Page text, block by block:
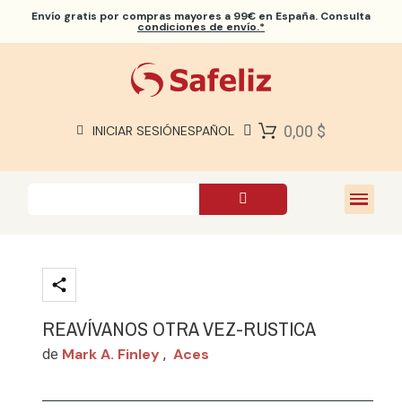
Envío gratis por compras mayores a 99€ en España. Consulta
condiciones de envío.*
INICIAR SESIÓNESPAÑOL 0,00 $
REAVÍVANOS OTRA VEZ-RUSTICA
de Mark A. Finley , Aces